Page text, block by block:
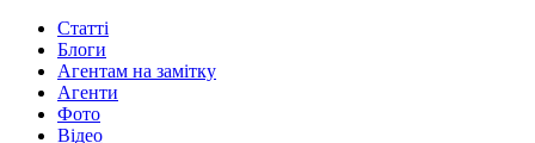
Статті
Блоги
Агентам на замітку
Агенти
Фото
Відео